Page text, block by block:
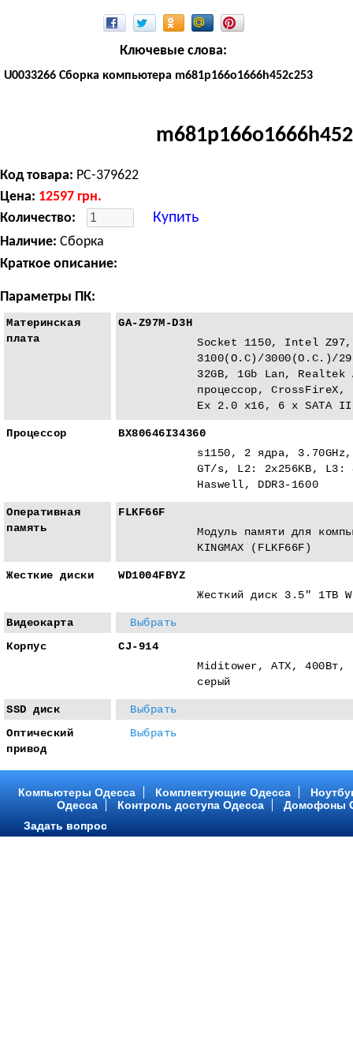
Ключевые слова:
U0033266 Сборка компьютера m681p166o1666h452c253
Код товара: PC-379622
Цена: 12597 грн.
Количество:
Купить
Наличие: Сборка
Краткое описание:
Параметры ПК:
Материнская
плата
GA-Z97M-D3H
Socket 1150, Intel Z97,
3100(O.C)/3000(O.C.)/
32GB, 1Gb Lan, Realtek
процессор,
Eх 2.0 x16, 6 x SATA
Процессор
BX80646I34360
s1150, 2 ядра,
GT/s, L2: 2x256KB, L3:
Haswell, DDR3-1600
Оперативная
память
FLKF66F
Модуль памяти для
KINGMAX (FLKF66F)
Жесткие диски
WD1004FBYZ
Жесткий диск 3.5" 1TB
Видеокарта
Выбрать
Корпус
CJ-914
Miditower, ATX, 400Вт,
серый
SSD диск
Выбрать
Оптический
привод
Выбрать
Компьютеры Одесса Комплектующие Одесса
Одесса
Контроль доступа Одесса
Домофоны
Задать вопрос